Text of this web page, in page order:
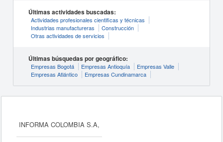
Últimas actividades buscadas:
Actividades profesionales cientificas y técnicas
Industrias manufactureras
Construcción
Otras actividades de servicios
Últimas búsquedas por geográfico:
Empresas Bogotá Empresas Antioquía
Empresas Valle
Empresas Atlántico
Empresas Cundinamarca
INFORMA COLOMBIA S.A,